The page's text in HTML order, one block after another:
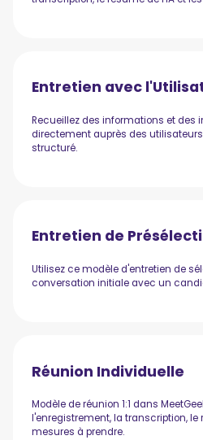
Entretien avec
Recueillez des informations et des
directement auprès des
structuré.
Entretien de
Utilisez ce modèle d'entretien de
conversation initiale avec un
Réunion Individuelle
Modèle de réunion 1:1 dans
l'enregistrement, la transcription, le
mesures à prendre.